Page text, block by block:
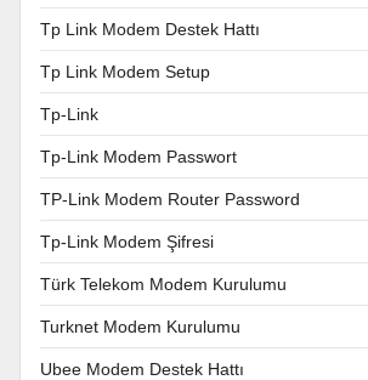
Tp Link Modem Destek Hattı
Tp Link Modem Setup
Tp-Link
Tp-Link Modem Passwort
TP-Link Modem Router Password
Tp-Link Modem Şifresi
Türk Telekom Modem Kurulumu
Turknet Modem Kurulumu
Ubee Modem Destek Hattı